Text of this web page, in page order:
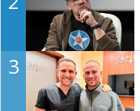
3